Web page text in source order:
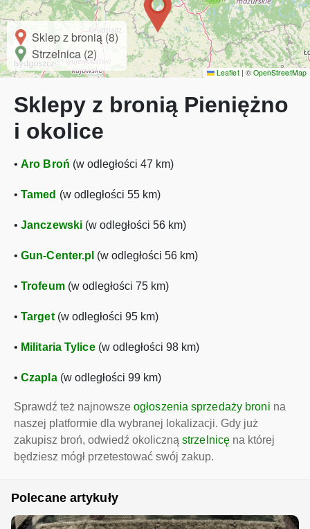
Sklep z bronią (8)
Strzelnica (2)
Leaflet | © OpenStreetMap
Sklepy z bronią Pieniężno
i okolice
• Aro Broń (w odległości 47 km)
• Tamed (w odległości 55 km)
• Janczewski (w odległości 56 km)
• Gun-Center.pl (w odległości 56 km)
• Trofeum(w odległości 75 km)
• Target(w odległości 95 km)
• Militaria Tylice(w odległości 98 km)
• Czapla(w odległości 99 km)
Sprawdź też najnowsze ogłoszenia sprzedaży broni na
naszej platformie dla wybranej lokalizacji. Gdy już
zakupisz broń, odwiedź okoliczną strzelnicę na której
będziesz mógł przetestować swój zakup.
Polecane artykuły